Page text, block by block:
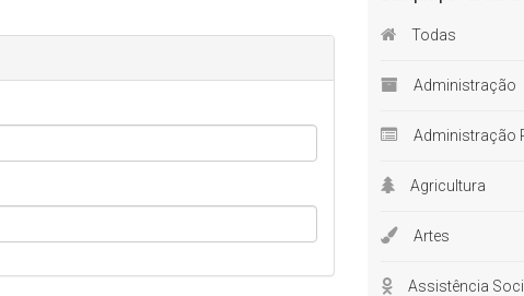
Todas
Administração
Administração
Agricultura
Artes
Assistência